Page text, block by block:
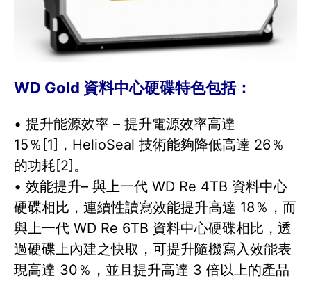
WD Gold 資料中心硬碟特色包括：
• 提升能源效率 – 提升電源效率高達
15％[1]，HelioSeal 技術能夠降低高達 26％
的功耗[2]。
• 效能提升– 與上一代 WD Re 4TB 資料中心
硬碟相比，連續性讀寫效能提升高達 18％，而
與上一代 WD Re 6TB 資料中心硬碟相比，透
過硬碟上內建之快取，可提升隨機寫入效能表
現高達 30％，並且提升高達 3 倍以上的產品